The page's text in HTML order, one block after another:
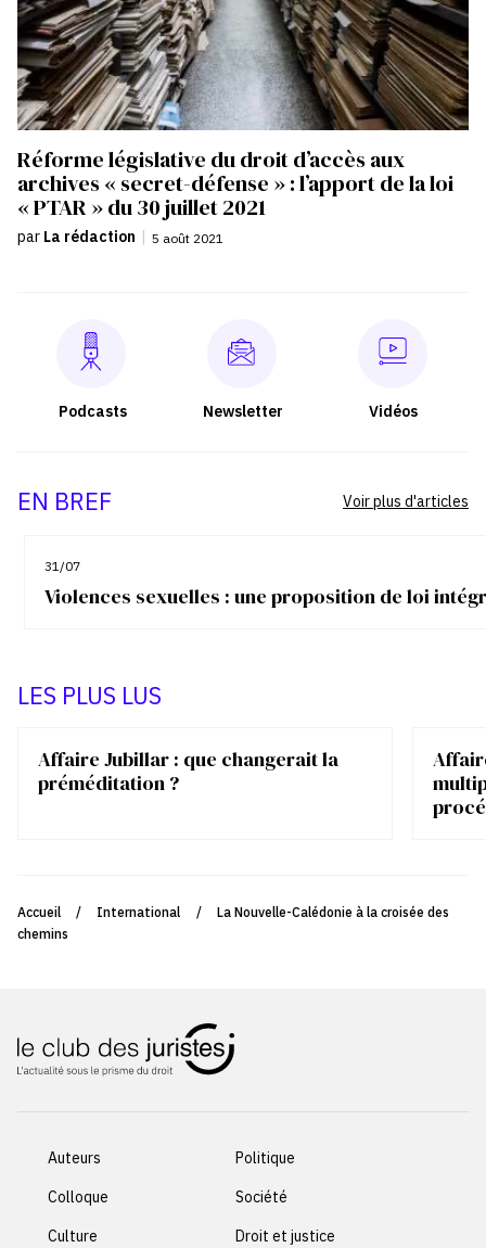
Réforme législative du droit d’accès aux
archives « secret-défense » : l’apport de la loi
« PTAR » du 30 juillet 2021
par La rédaction | 5 août 2021
Podcasts Newsletter Vidéos
EN BREF
31/07
Violences sexuelles : une proposition de loi
Voir plus d'articles
LES PLUS LUS
Affaire Jubillar : que changerait la
préméditation ?
Accueil / International /
La Nouvelle-Calédonie à la croisée des
chemins
Auteurs
Colloque
Culture
Politique
Société
Droit et justice